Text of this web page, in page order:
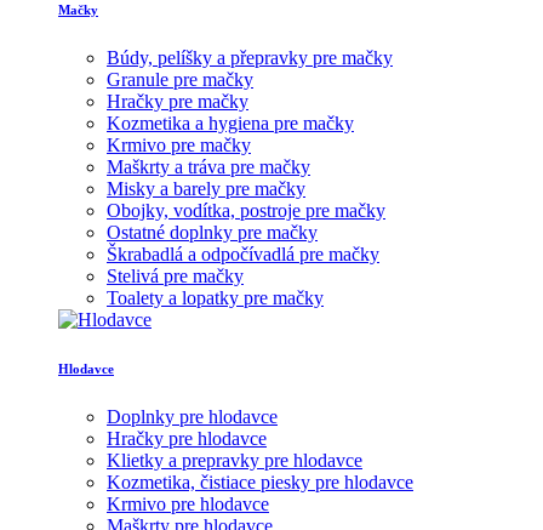
Mačky
Búdy, pelíšky a přepravky pre mačky
Granule pre mačky
Hračky pre mačky
Kozmetika a hygiena pre mačky
Krmivo pre mačky
Maškrty a tráva pre mačky
Misky a barely pre mačky
Obojky, vodítka, postroje pre mačky
Ostatné doplnky pre mačky
Škrabadlá a odpočívadlá pre mačky
Stelivá pre mačky
Toalety a lopatky pre mačky
Hlodavce
Doplnky pre hlodavce
Hračky pre hlodavce
Klietky a prepravky pre hlodavce
Kozmetika, čistiace piesky pre hlodavce
Krmivo pre hlodavce
Maškrty pre hlodavce